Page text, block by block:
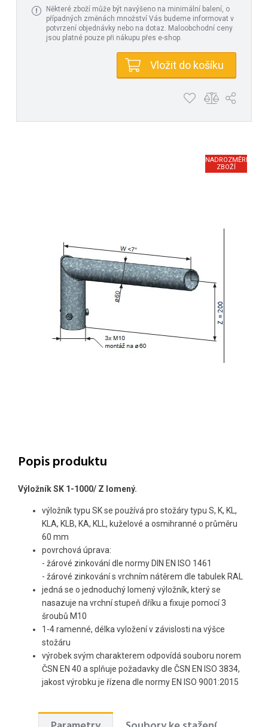
Některé zboží může být navýšeno na minimální balení, o
případných změnách množství Vás budeme informovat v
potvrzení objednávky nebo na dotaz. Maloobchodní ceny
jsou platné pouze při nákupu přes e-shop.
Vložit do košíku
NADROZMĚRNÉ
ZBOŽÍ
Popis produktu
Výložník SK 1-1000/ Z lomený.
výložník typu SK se používá pro stožáry typu S, K, KL,
KLA, KLB, KA, KLL, kuželové a osmihranné o průměru
60 mm
povrchová úprava:
- žárové zinkování dle normy DIN EN ISO 1461
- žárové zinkování s vrchním nátěrem dle tabulek RAL
jedná se o jednoduchý lomený výložník, který se
nasazuje na vrchní stupeň dříku a fixuje pomocí 3
šroubů M10
1-4 ramenné, délka vyložení v závislosti na výšce
stožáru
výrobek svým charakterem odpovídá souboru norem
ČSN EN 40 a splňuje požadavky dle ČSN EN ISO 3834,
jakost výrobku je řízena dle normy EN ISO 9001:2015